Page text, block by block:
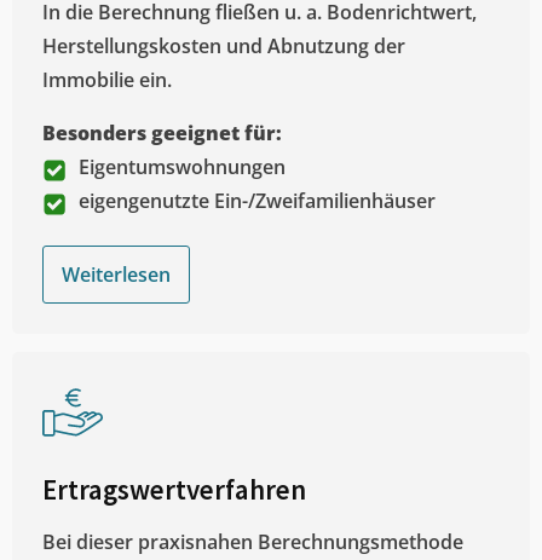
In die Berechnung fließen u. a. Bodenrichtwert,
Herstellungskosten und Abnutzung der
Immobilie ein.
Besonders geeignet für:
Eigentumswohnungen
eigengenutzte Ein-/Zweifamilienhäuser
Weiterlesen
Ertragswertverfahren
Bei dieser praxisnahen Berechnungsmethode